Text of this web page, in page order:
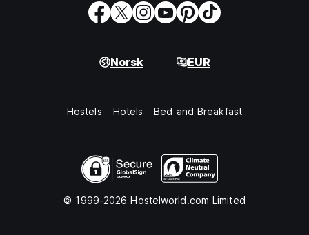
Norsk EUR
Hostels Hotels Bed and Breakfast
© 1999-2026 Hostelworld.com Limited